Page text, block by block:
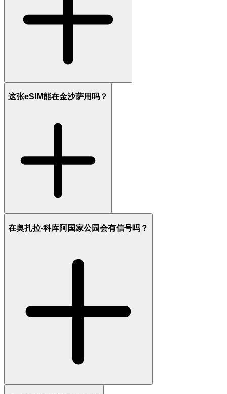
这张eSIM能在金沙萨用吗？
在奥扎拉-科库阿国家公园会有信号吗？